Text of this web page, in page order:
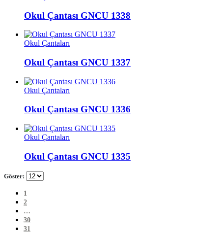
Okul Çantası GNCU 1338
Okul Çantaları
Okul Çantası GNCU 1337
Okul Çantaları
Okul Çantası GNCU 1336
Okul Çantaları
Okul Çantası GNCU 1335
Göster:
1
2
…
30
31